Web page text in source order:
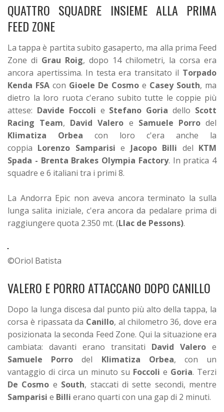
QUATTRO SQUADRE INSIEME ALLA PRIMA
FEED ZONE
La tappa è partita subito gasaperto, ma alla prima Feed
Zone di Grau Roig, dopo 14 chilometri, la corsa era
ancora apertissima. In testa era transitato il Torpado
Kenda FSA con Gioele De Cosmo e Casey South, ma
dietro la loro ruota c'erano subito tutte le coppie più
attese: Davide Foccoli e Stefano Goria dello Scott
Racing Team, David Valero e Samuele Porrodel
Klimatiza Orbea con loro c'era anche la
coppia Lorenzo Samparisi e Jacopo Billi del KTM
Spada - Brenta Brakes Olympia Factory. In pratica 4
squadre e 6 italiani tra i primi 8.
La Andorra Epic non aveva ancora terminato la sulla
lunga salita iniziale, c'era ancora da pedalare prima di
raggiungere quota 2.350 mt. (Llac de Pessons).
©Oriol Batista
VALERO E PORRO ATTACCANO DOPO CANILLO
Dopo la lunga discesa dal punto più alto della tappa, la
corsa è ripassata da Canillo, al chilometro 36, dove era
posizionata la seconda Feed Zone. Qui la situazione era
cambiata: davanti erano transitati David Valero e
Samuele Porro del Klimatiza Orbea, con un
vantaggio di circa un minuto su Foccoli e Goria. Terzi
De Cosmo e South, staccati di sette secondi, mentre
Samparisi e Billi erano quarti con una gap di 2 minuti.